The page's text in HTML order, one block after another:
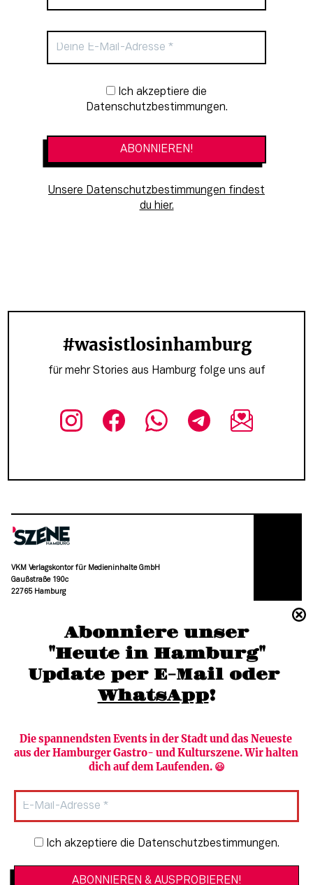
Abonniere unser
"Heute in Hamburg"
Update per E-Mail oder
WhatsApp!
Die spannendsten Events in der Stadt und das Neueste
aus der Hamburger Gastro- und Kulturszene. Wir halten
dich auf dem Laufenden. 😃
Newsletter-Anmeldung
Ich akzeptiere die Datenschutzbestimmungen.
Newsletter-Anmeldung
Datenschutzbestimmungen.
Unsere Datenschutzbestimmungen findest
du hier.
#wasistlosinhamburg
für mehr Stories aus Hamburg folge uns auf
VKM Verlagskontor für Medieninhalte GmbH
Gaußstraße 190c
22765 Hamburg
moc.grubmah-enezs@ofni
Newsletter abonnieren
HAMBURG PUR
Verlag